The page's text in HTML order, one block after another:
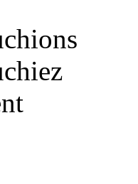
ions
iez